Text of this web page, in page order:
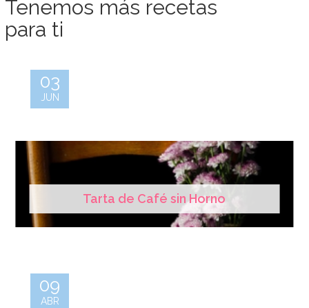
Tenemos más recetas
para ti
Tarta de Café sin Horno
03
JUN
09
ABR